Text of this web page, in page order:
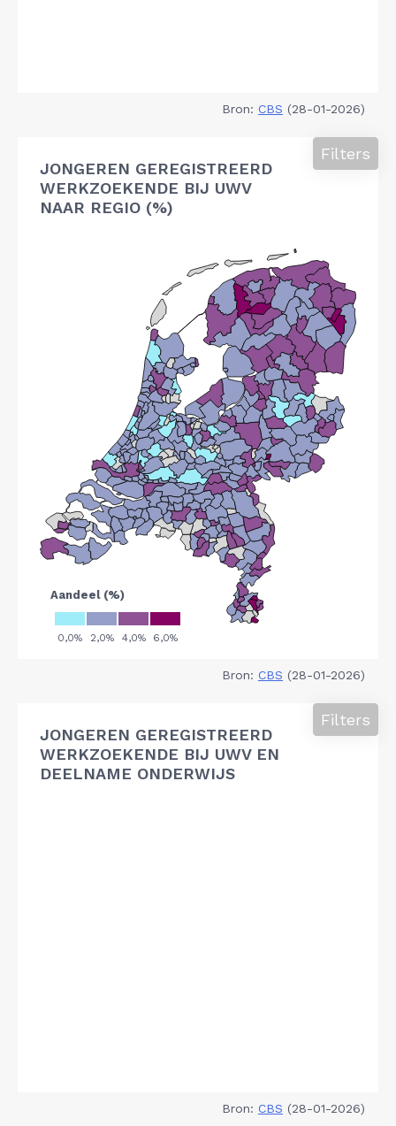
Bron: CBS (28-01-2026)
JONGEREN GEREGISTREERD
WERKZOEKENDE BIJ UWV
NAAR REGIO (%)
Filters
Bron: CBS (28-01-2026)
JONGEREN GEREGISTREERD
WERKZOEKENDE BIJ UWV EN
DEELNAME ONDERWIJS
Filters
Bron: CBS (28-01-2026)